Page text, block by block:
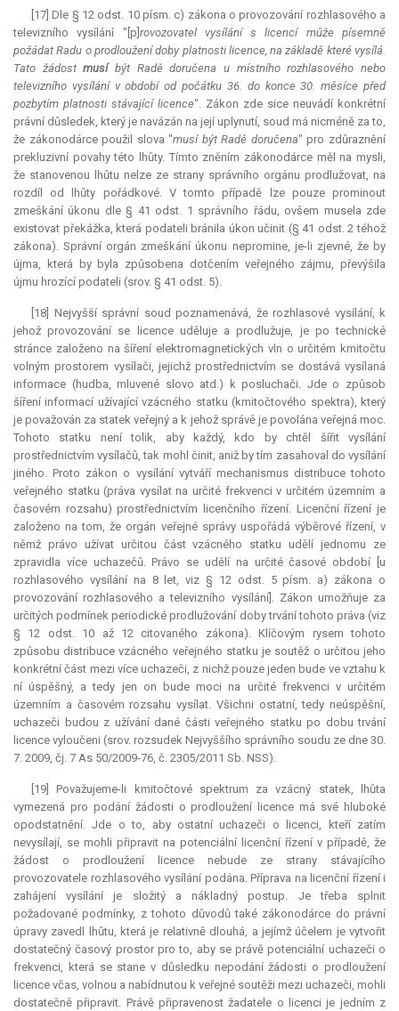
[17] Dle § 12 odst. 10 písm. c) zákona o provozování rozhlasového a
televizního vysílání "[p] rovozovatel vysílání s licencí může písemně
požádat Radu o prodloužení doby platnosti licence, na základě které vysílá.
Tato žádostmusíbýt Radě doručena u místního rozhlasového nebo
televizního vysílání v období od počátku 36. do konce 30. měsíce před
pozbytím platnosti stávající licence". Zákon zde sice neuvádí konkrétní
právní důsledek, který je navázán na její uplynutí, soud má nicméně za to,
že zákonodárce použil slova "musí být Radě doručena" pro zdůraznění
prekluzivní povahy této lhůty. Tímto zněním zákonodárce měl na mysli,
že stanovenou lhůtu nelze ze strany správního orgánu prodlužovat, na
rozdíl od lhůty pořádkové. V tomto případě lze pouze prominout
zmeškání úkonu dle § 41 odst. 1 správního řádu, ovšem musela zde
existovat překážka, která podateli bránila úkon učinit (§ 41 odst. 2 téhož
zákona). Správní orgán zmeškání úkonu nepromine, je-li zjevné, že by
újma, která by byla způsobena dotčením veřejného zájmu, převýšila
újmu hrozící podateli (srov. § 41 odst. 5).
[18] Nejvyšší správní soud poznamenává, že rozhlasové vysílání, k
jehož provozování se licence uděluje a prodlužuje, je po technické
stránce založeno na šíření elektromagnetických vln o určitém kmitočtu
volným prostorem vysílači, jejichž prostřednictvím se dostává vysílaná
informace (hudba, mluvené slovo atd.) k posluchači. Jde o způsob
šíření informací užívající vzácného statku (kmitočtového spektra), který
je považován za statek veřejný a k jehož správě je povolána veřejná moc.
Tohoto statku není tolik, aby každý, kdo by chtěl šířit vysílání
prostřednictvím vysílačů, tak mohl činit, aniž by tím zasahoval do vysílání
jiného. Proto zákon o vysílání vytváří mechanismus distribuce tohoto
veřejného statku (práva vysílat na určité frekvenci v určitém územním a
časovém rozsahu) prostřednictvím licenčního řízení. Licenční řízení je
založeno na tom, že orgán veřejné správy uspořádá výběrové řízení, v
němž právo užívat určitou část vzácného statku udělí jednomu ze
zpravidla více uchazečů. Právo se udělí na určité časové období [u
rozhlasového vysílání na 8 let, viz § 12 odst. 5 písm. a) zákona o
provozování rozhlasového a televizního vysílání]. Zákon umožňuje za
určitých podmínek periodické prodlužování doby trvání tohoto práva (viz
§ 12 odst. 10 až 12 citovaného zákona). Klíčovým rysem tohoto
způsobu distribuce vzácného veřejného statku je soutěž o určitou jeho
konkrétní část mezi více uchazeči, z nichž pouze jeden bude ve vztahu k
ní úspěšný, a tedy jen on bude moci na určité frekvenci v určitém
územním a časovém rozsahu vysílat. Všichni ostatní, tedy neúspěšní,
uchazeči budou z užívání dané části veřejného statku po dobu trvání
licence vyloučeni (srov. rozsudek Nejvyššího správního soudu ze dne 30.
7. 2009, čj. 7 As 50/2009-76, č. 2305/2011 Sb. NSS).
[19] Považujeme-li kmitočtové spektrum za vzácný statek, lhůta
vymezená pro podání žádosti o prodloužení licence má své hluboké
opodstatnění. Jde o to, aby ostatní uchazeči o licenci, kteří zatím
nevysílají, se mohli připravit na potenciální licenční řízení v případě, že
žádost o prodloužení licence nebude ze strany stávajícího
provozovatele rozhlasového vysílání podána. Příprava na licenční řízení i
zahájení vysílání je složitý a nákladný postup. Je třeba splnit
požadované podmínky, z tohoto důvodů také zákonodárce do právní
úpravy zavedl lhůtu, která je relativně dlouhá, a jejímž účelem je vytvořit
dostatečný časový prostor pro to, aby se právě potenciální uchazeči o
frekvenci, která se stane v důsledku nepodání žádosti o prodloužení
licence včas, volnou a nabídnutou k veřejné soutěži mezi uchazeči, mohli
dostatečně připravit. Právě připravenost žadatele o licenci je jedním z